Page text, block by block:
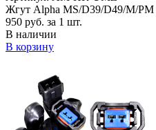
Жгут Alpha MS/D39/D49/M/
950 руб. за 1 шт.
В наличии
В корзину